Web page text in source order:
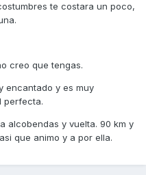
te costara un poco,
creo que tengas.
encantado y es muy
perfecta.
alcobendas y vuelta. 90 km y
que animo y a por ella.